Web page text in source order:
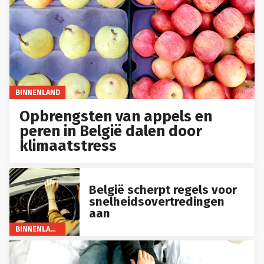
BINNENLAND
Opbrengsten van appels en
peren in België dalen door
klimaatstress
BINNENLAND
België scherpt regels voor
snelheidsovertredingen
aan